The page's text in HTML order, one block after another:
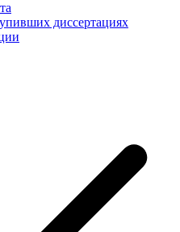
диссертациях